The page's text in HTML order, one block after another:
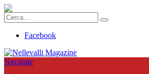
Facebook
Navigate